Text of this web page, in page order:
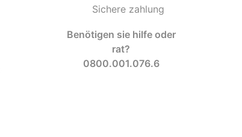
Sichere zahlung
Benötigen sie hilfe oder
rat?
0800.001.076.6